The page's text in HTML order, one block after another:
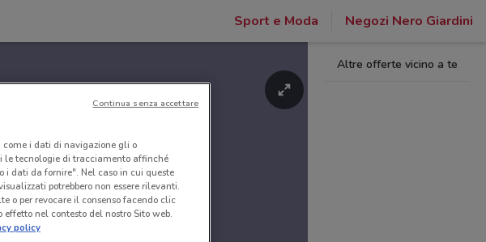
Sport e Moda Negozi Nero Giardini
Altre offerte vicino a te
i dati di navigazione gli o
le tecnologie di tracciamento affinché
i dati da fornire". Nel caso in cui queste
potrebbero non essere rilevanti.
o per revocare il consenso facendo clic
nel contesto del nostro Sito web.
policy
Continua senza accettare